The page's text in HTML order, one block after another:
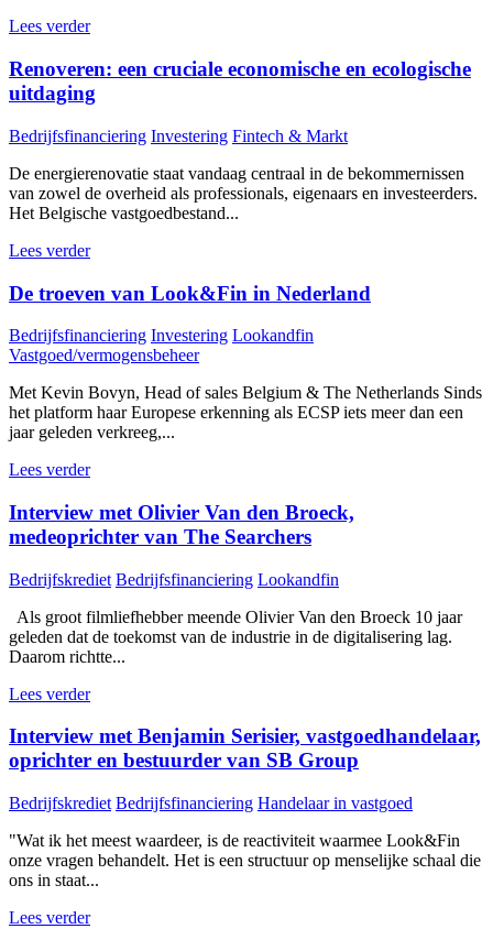
Lees verder
Renoveren: een cruciale economische en ecologische
uitdaging
Bedrijfsfinanciering Investering Fintech & Markt
De energierenovatie staat vandaag centraal in de bekommernissen
van zowel de overheid als professionals, eigenaars en investeerders.
Het Belgische vastgoedbestand...
Lees verder
De troeven van Look&Fin in Nederland
Bedrijfsfinanciering Investering Lookandfin
Vastgoed/vermogensbeheer
Met Kevin Bovyn, Head of sales Belgium & The Netherlands Sinds
het platform haar Europese erkenning als ECSP iets meer dan een
jaar geleden verkreeg,...
Lees verder
Interview met Olivier Van den Broeck,
medeoprichter van The Searchers
Bedrijfskrediet Bedrijfsfinanciering Lookandfin
Als groot filmliefhebber meende Olivier Van den Broeck 10 jaar
geleden dat de toekomst van de industrie in de digitalisering lag.
Daarom richtte...
Lees verder
Interview met Benjamin Serisier, vastgoedhandelaar,
oprichter en bestuurder van SB Group
Bedrijfskrediet Bedrijfsfinanciering Handelaar in vastgoed
"Wat ik het meest waardeer, is de reactiviteit waarmee Look&Fin
onze vragen behandelt. Het is een structuur op menselijke schaal die
ons in staat...
Lees verder